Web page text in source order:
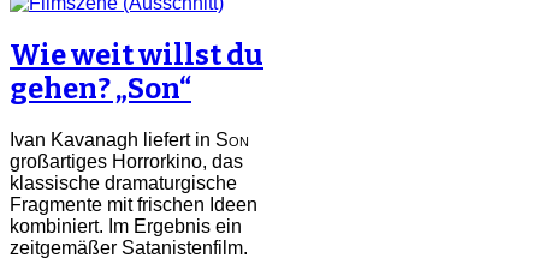
Wie weit willst du
gehen? „Son“
Ivan Kavanagh liefert in Son
großartiges Horrorkino, das
klassische dramaturgische
Fragmente mit frischen Ideen
kombiniert. Im Ergebnis ein
zeitgemäßer Satanistenfilm.